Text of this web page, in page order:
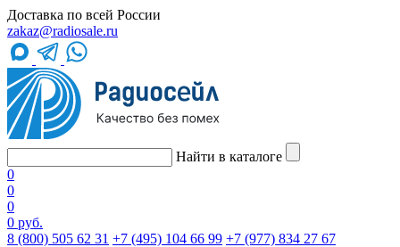
Доставка по всей России
zakaz@radiosale.ru
Найти в каталоге
0
0
0
0 руб.
8 (800) 505 62 31 +7 (495) 104 66 99 +7 (977) 834 27 67